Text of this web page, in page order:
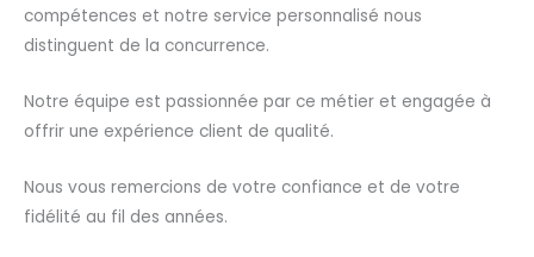
compétences et notre service personnalisé nous
distinguent de la concurrence.
Notre équipe est passionnée par ce métier et engagée à
offrir une expérience client de qualité.
Nous vous remercions de votre confiance et de votre
fidélité au fil des années.